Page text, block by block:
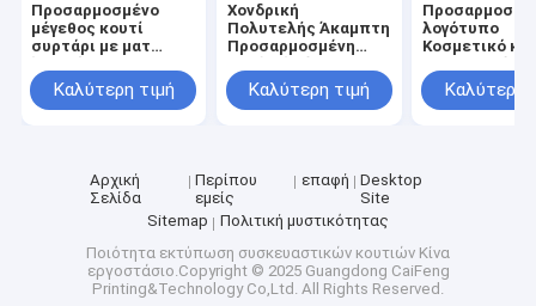
Προσαρμοσμένο
μέγεθος κουτί
συρτάρι με ματ
βερνίρισμα και
ανάγλυφο για
Καλύτερη τιμή
Χονδρική
Πολυτελής Άκαμπτη
Προσαρμοσμένη
Μαγνητική Κουτί
Δώρου με 3-7
Μέγεθος για
Συσκευασία
Καλλυντικών
Καλύτερη τιμή
λογότυπο
Κοσμετικό
μέγεθος και
Καλύτερη
Αρχική
Σελίδα
Περίπου
εμείς
επαφή
Desktop
Site
Sitemap
Πολιτική μυστικότητας
Ποιότητα εκτύπωση συσκευαστικών κουτιών Κίνα
εργοστάσιο.Copyright © 2025 Guangdong CaiFeng
Printing&Technology Co,Ltd. All Rights Reserved.